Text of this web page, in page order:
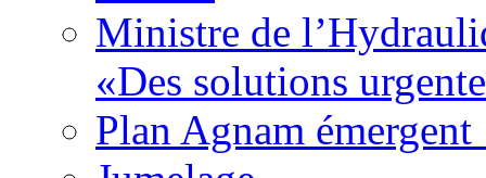
Ministre de
«Des solutions
Plan Agnam